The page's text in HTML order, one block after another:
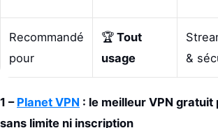
Recommandé
pour
🏆 Tout
usage
&
1 – Planet VPN : le meilleur VPN gratuit
sans limite ni inscription